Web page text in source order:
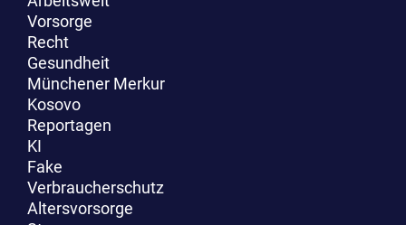
Vorsorge
Recht
Gesundheit
Münchener Merkur
Kosovo
Reportagen
KI
Fake
Verbraucherschutz
Altersvorsorge